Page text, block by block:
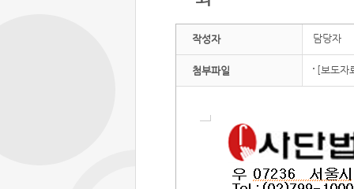
작성자 담당자
첨부파일 [보도자